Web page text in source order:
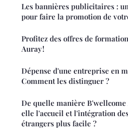
Les bannières publicitaires :
pour faire la promotion de
Profitez des offres de
Auray !
Dépense d'une entreprise en
Comment les distinguer ?
De quelle manière
elle l'accueil et l'intégration
étrangers plus facile ?